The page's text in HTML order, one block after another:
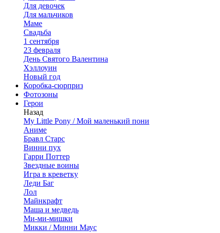
Для девочек
Для мальчиков
Маме
Свадьба
1 сентября
23 февраля
День Святого Валентина
Хэллоуин
Новый год
Коробка-сюрприз
Фотозоны
Герои
Назад
My Little Pony / Мой маленький пони
Аниме
Бравл Старс
Винни пух
Гарри Поттер
Звездные воины
Игра в креветку
Леди Баг
Лол
Майнкрафт
Маша и медведь
Ми-ми-мишки
Микки / Минни Маус